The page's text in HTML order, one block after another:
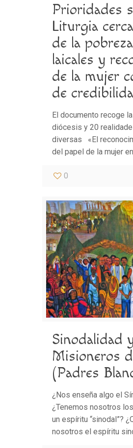
Prioridades
Liturgia
de la
laicales y
de la mujer
de
El documento recoge
diócesis y 20
diversas «El
del papel de la mujer en
0
Sinodalidad
Misioneros
(Padres
¿Nos enseña algo el
¿Tenemos nosotros
un espíritu “sinodal”?
nosotros el espíritu